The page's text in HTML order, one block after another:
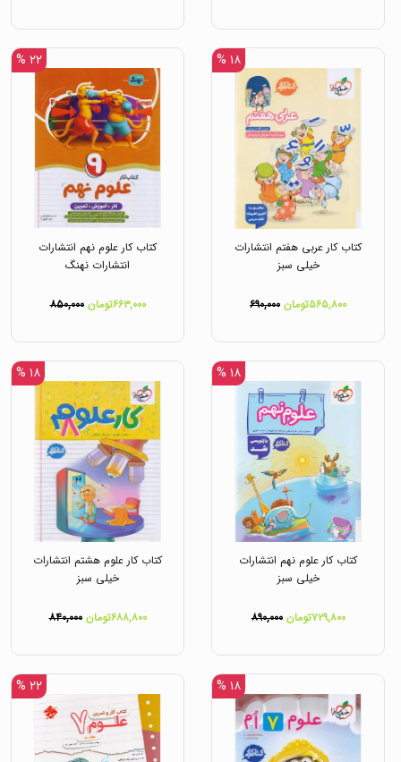
۱۸ %
کتاب کار عربی هفتم انتشارات
خیلی سبز
۵۶۵,۸۰۰تومان ۶۹۰,۰۰۰
۲۲ %
کتاب کار علوم نهم انتشارات
انتشارات نهنگ
۶۶۳,۰۰۰تومان ۸۵۰,۰۰۰
۱۸ %
کتاب کار علوم نهم انتشارات
خیلی سبز
۷۲۹,۸۰۰تومان ۸۹۰,۰۰۰
۱۸ %
کتاب کار علوم هشتم انتشارات
خیلی سبز
۶۸۸,۸۰۰تومان ۸۴۰,۰۰۰
۱۸ % ۲۲ %